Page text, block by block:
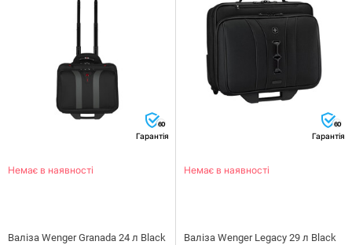
60
Гарантія
Немає в наявності
Валіза Wenger Granada 24 л Black
60
Гарантія
Немає в наявності
Валіза Wenger Legacy 29 л Black